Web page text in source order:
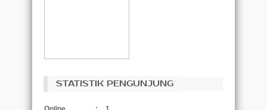
STATISTIK PENGUNJUNG